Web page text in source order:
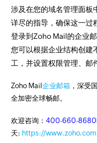
涉及在您的域名管理面板
详尽的指导，确保这一过
登录到Zoho Mail的企业
您可以根据企业结构创建
工，并设置权限管理、邮
Zoho Mail企业邮箱 ，深受
全加密全球畅邮。
欢迎咨询：400-660-8680
天: https://